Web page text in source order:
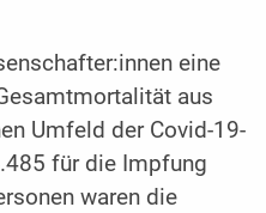
eine
aus
Umfeld der Covid-19-
für die Impfung
waren die